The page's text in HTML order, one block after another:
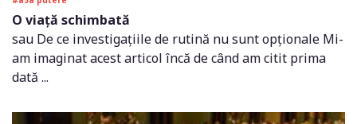
O viață schimbată
sau De ce investigațiile de rutină nu sunt opționale Mi-
am imaginat acest articol încă de când am citit prima
dată ...